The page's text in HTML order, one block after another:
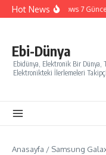
İçeriğe atla
Hot NewsWindows 7
Ebi-Dünya
Ebidünya, Elektronik Bir Dünya,
Elektronikteki İlerlemeleri
Anasayfa / Samsung